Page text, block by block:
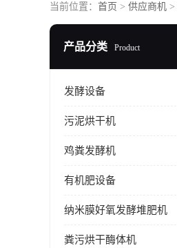
当前位置： 首页 > 供应商机 >
产品分类 Product
发酵设备
污泥烘干机
鸡粪发酵机
有机肥设备
纳米膜好氧发酵堆肥机
粪污烘干酶体机